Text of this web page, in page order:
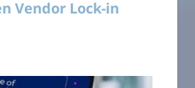
Vendor Lock-in